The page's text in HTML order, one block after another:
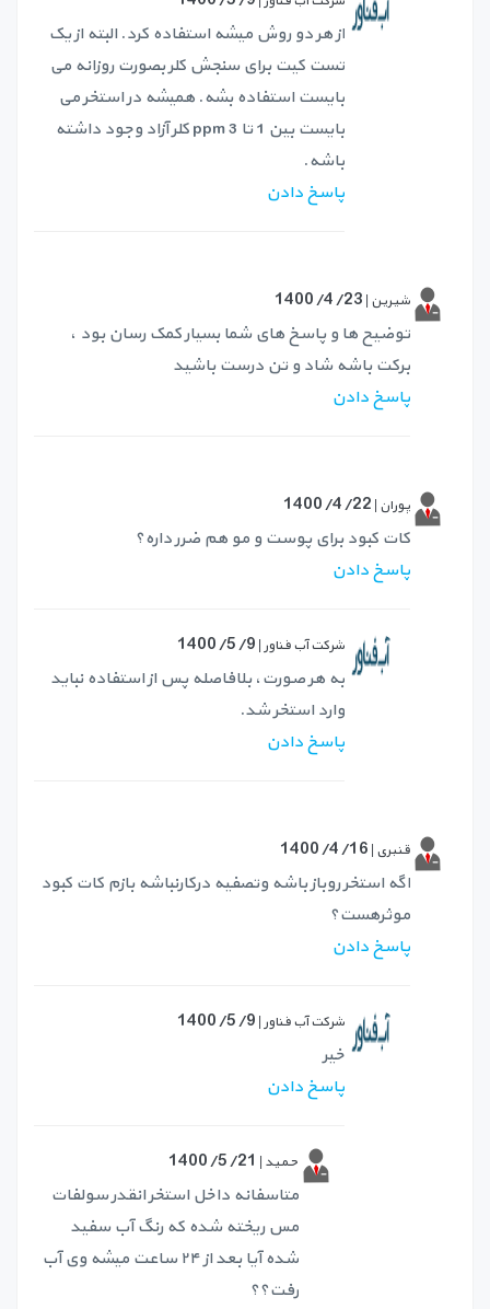
از هر دو روش میشه استفاده کرد. البته از یک
تست کیت برای سنجش کلر بصورت روزانه می
بایست استفاده بشه. همیشه در استخر می
بایست بین 1 تا 3 ppm کلر آزاد وجود داشته
باشه.
پاسخ دادن
شیرین | 1400/4/23
توضیح ها و پاسخ های شما بسیار کمک رسان بود ،
برکت باشه شاد و تن درست باشید
پاسخ دادن
پوران | 1400/4/22
کات کبود برای پوست و مو هم ضرر داره؟
پاسخ دادن
شرکت آب فناور | 1400/5/9
به هر صورت، بلافاصله پس از استفاده نباید
وارد استخر شد.
پاسخ دادن
قنبری | 1400/4/16
اگه استخر روباز باشه وتصفیه درکارنباشه بازم کات کبود
موثرهست؟
پاسخ دادن
شرکت آب فناور | 1400/5/9
خیر
پاسخ دادن
حمید | 1400/5/21
متاسفانه داخل استخر انقدر سولفات
مس ریخته شده که رنگ آب سفید
شده آیا بعد از ۲۴ ساعت میشه وی آب
رفت؟؟